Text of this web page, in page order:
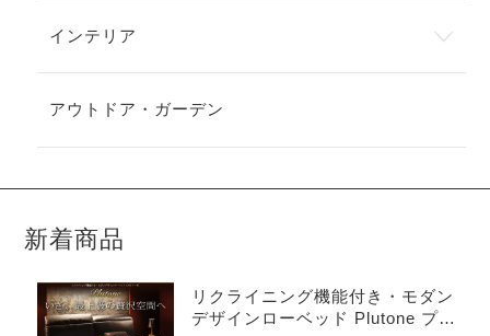
インテリア
アウトドア・ガーデン
新着商品
リクライニング機能付き・モダン
デザインローベッド Plutone プル